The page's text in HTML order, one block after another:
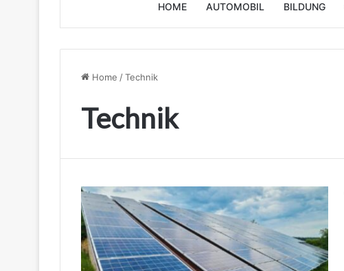
HOME AUTOMOBIL BILDUNG
Home /Technik
Technik